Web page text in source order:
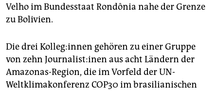
Velho im Bundesstaat Rondônia nahe der Grenze
zu Bolivien.
Die drei Kol­le­g:in­nen gehören zu einer Gruppe
von zehn Jour­na­lis­t:i­nen aus acht Ländern der
Amazonas-Region, die im Vorfeld der UN-
Weltklimakonferenz COP30 im brasilianischen